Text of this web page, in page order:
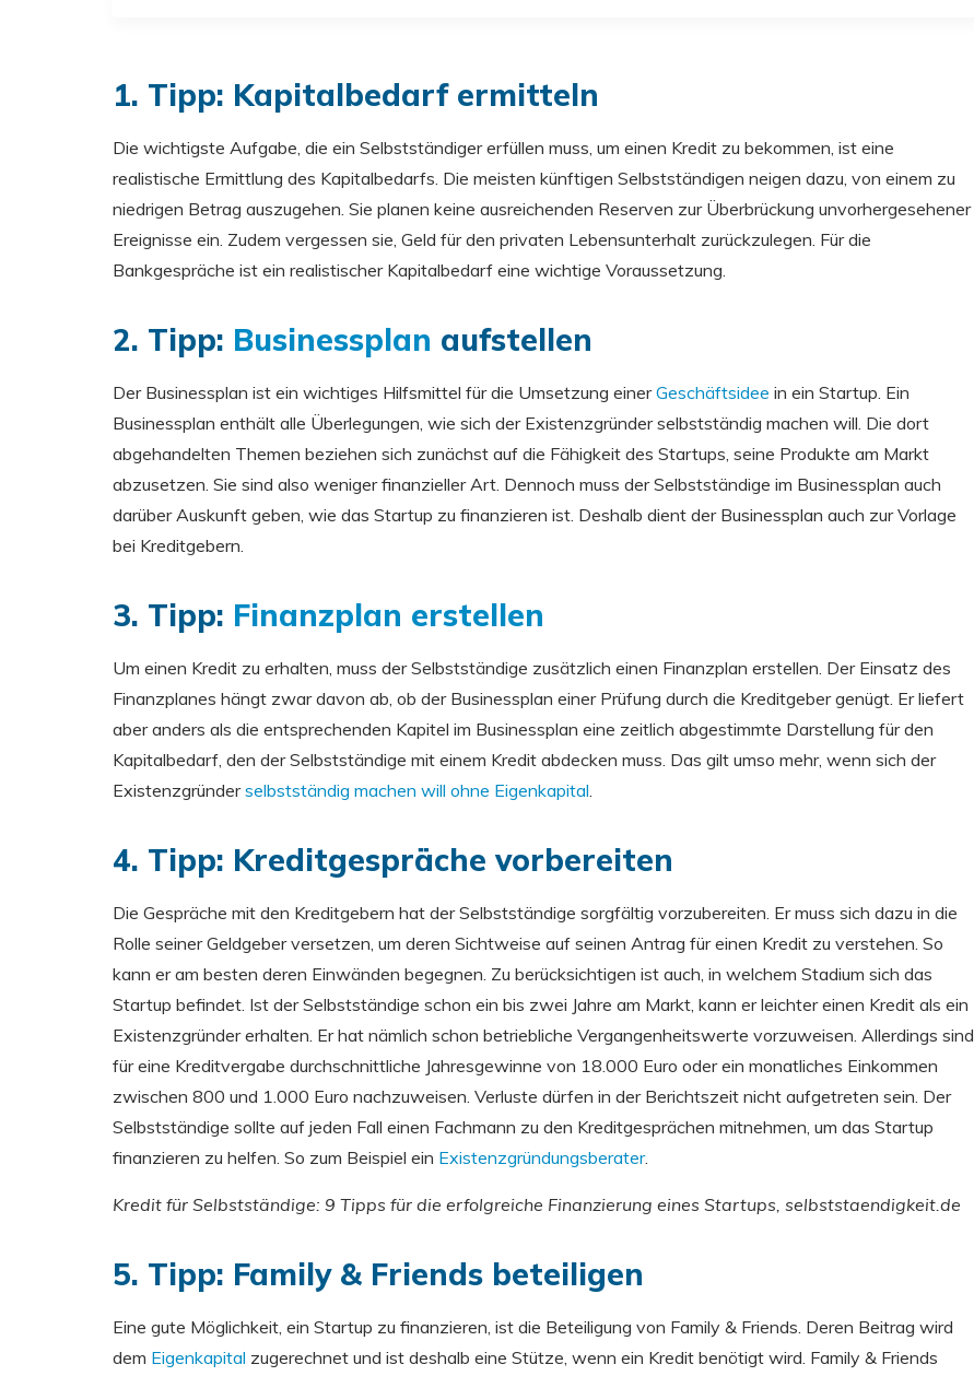
1. Tipp: Kapitalbedarf ermitteln
Die wichtigste Aufgabe, die ein Selbstständiger erfüllen muss, um einen Kredit zu bekommen, ist eine
realistische Ermittlung des Kapitalbedarfs. Die meisten künftigen Selbstständigen neigen dazu, von einem zu
niedrigen Betrag auszugehen. Sie planen keine ausreichenden Reserven zur Überbrückung unvorhergesehener
Ereignisse ein. Zudem vergessen sie, Geld für den privaten Lebensunterhalt zurückzulegen. Für die
Bankgespräche ist ein realistischer Kapitalbedarf eine wichtige Voraussetzung.
2. Tipp: Businessplan aufstellen
Der Businessplan ist ein wichtiges Hilfsmittel für die Umsetzung einerGeschäftsidee in ein Startup. Ein
Businessplan enthält alle Überlegungen, wie sich der Existenzgründer selbstständig machen will. Die dort
abgehandelten Themen beziehen sich zunächst auf die Fähigkeit des Startups, seine Produkte am Markt
abzusetzen. Sie sind also weniger finanzieller Art. Dennoch muss der Selbstständige im Businessplan auch
darüber Auskunft geben, wie das Startup zu finanzieren ist. Deshalb dient der Businessplan auch zur Vorlage
bei Kreditgebern.
3. Tipp: Finanzplan erstellen
Um einen Kredit zu erhalten, muss der Selbstständige zusätzlich einen Finanzplan erstellen. Der Einsatz des
Finanzplanes hängt zwar davon ab, ob der Businessplan einer Prüfung durch die Kreditgeber genügt. Er liefert
aber anders als die entsprechenden Kapitel im Businessplan eine zeitlich abgestimmte Darstellung für den
Kapitalbedarf, den der Selbstständige mit einem Kredit abdecken muss. Das gilt umso mehr, wenn sich der
Existenzgründerselbstständig machen will ohne Eigenkapital.
4. Tipp: Kreditgespräche vorbereiten
Die Gespräche mit den Kreditgebern hat der Selbstständige sorgfältig vorzubereiten. Er muss sich dazu in die
Rolle seiner Geldgeber versetzen, um deren Sichtweise auf seinen Antrag für einen Kredit zu verstehen. So
kann er am besten deren Einwänden begegnen. Zu berücksichtigen ist auch, in welchem Stadium sich das
Startup befindet. Ist der Selbstständige schon ein bis zwei Jahre am Markt, kann er leichter einen Kredit als ein
Existenzgründer erhalten. Er hat nämlich schon betriebliche Vergangenheitswerte vorzuweisen. Allerdings sind
für eine Kreditvergabe durchschnittliche Jahresgewinne von 18.000 Euro oder ein monatliches Einkommen
zwischen 800 und 1.000 Euro nachzuweisen. Verluste dürfen in der Berichtszeit nicht aufgetreten sein. Der
Selbstständige sollte auf jeden Fall einen Fachmann zu den Kreditgesprächen mitnehmen, um das Startup
finanzieren zu helfen. So zum Beispiel ein Existenzgründungsberater.
Kredit für Selbstständige: 9 Tipps für die erfolgreiche Finanzierung eines Startups, selbststaendigkeit.de
5. Tipp: Family & Friends beteiligen
Eine gute Möglichkeit, ein Startup zu finanzieren, ist die Beteiligung von Family & Friends. Deren Beitrag wird
dem Eigenkapital zugerechnet und ist deshalb eine Stütze, wenn ein Kredit benötigt wird. Family & Friends